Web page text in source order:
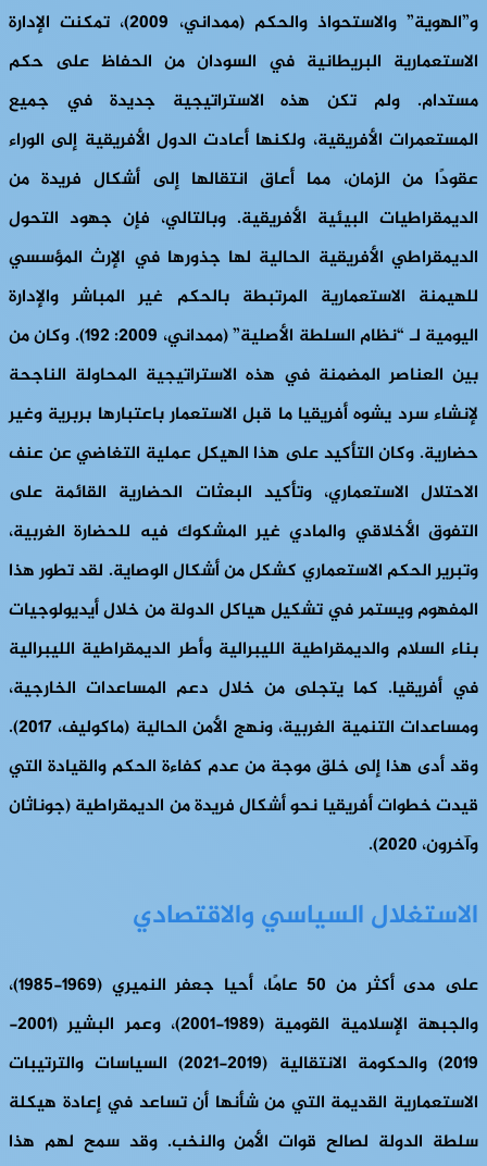
و”الهوية” والاستحواذ والحكم (ممداني، 2009)، تمكنت الإدارة
الاستعمارية البريطانية في السودان من الحفاظ على حكم
مستدام. ولم تكن هذه الاستراتيجية جديدة في جميع
المستعمرات الأفريقية، ولكنها أعادت الدول الأفريقية إلى الوراء
عقودًا من الزمان، مما أعاق انتقالها إلى أشكال فريدة من
الديمقراطيات البيئية الأفريقية. وبالتالي، فإن جهود التحول
الديمقراطي الأفريقية الحالية لها جذورها في الإرث المؤسسي
للهيمنة الاستعمارية المرتبطة بالحكم غير المباشر والإدارة
اليومية لـ “نظام السلطة الأصلية” (ممداني، 2009: 192). وكان من
بين العناصر المضمنة في هذه الاستراتيجية المحاولة الناجحة
لإنشاء سرد يشوه أفريقيا ما قبل الاستعمار باعتبارها بربرية وغير
حضارية. وكان التأكيد على هذا الهيكل عملية التغاضي عن عنف
الاحتلال الاستعماري، وتأكيد البعثات الحضارية القائمة على
التفوق الأخلاقي والمادي غير المشكوك فيه للحضارة الغربية،
وتبرير الحكم الاستعماري كشكل من أشكال الوصاية. لقد تطور هذا
المفهوم ويستمر في تشكيل هياكل الدولة من خلال أيديولوجيات
بناء السلام والديمقراطية الليبرالية وأطر الديمقراطية الليبرالية
في أفريقيا. كما يتجلى من خلال دعم المساعدات الخارجية،
ومساعدات التنمية الغربية، ونهج الأمن الحالية (ماكوليف، 2017).
وقد أدى هذا إلى خلق موجة من عدم كفاءة الحكم والقيادة التي
قيدت خطوات أفريقيا نحو أشكال فريدة من الديمقراطية (جوناثان
وآخرون، 2020).
الاستغلال السياسي والاقتصادي
على مدى أكثر من 50 عامًا، أحيا جعفر النميري (1969-1985)،
والجبهة الإسلامية القومية (1989-2001)، وعمر البشير (2001-
2019) والحكومة الانتقالية (2019-2021) السياسات والترتيبات
الاستعمارية القديمة التي من شأنها أن تساعد في إعادة هيكلة
سلطة الدولة لصالح قوات الأمن والنخب. وقد سمح لهم هذا